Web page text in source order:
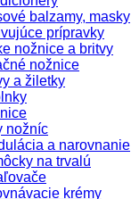
balzamy, masky
prípravky
nožnice a britvy
nožnice
a žiletky
nožníc
a narovnanie
na trvalú
krémy